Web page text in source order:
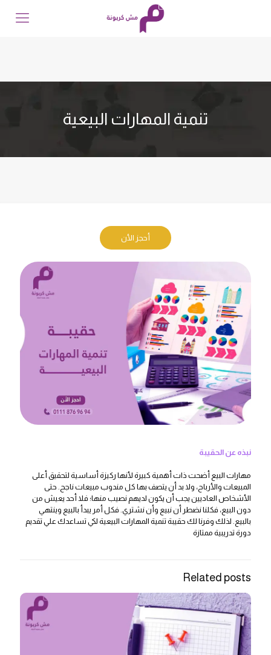
تنمية المهارات البيعية
أحجز الأن
نبذه عن الحقيبة
مهارات البيع أضحت ذات أهمية كبيرة لأنها ركيزة أساسية لتحقيق أعلى
المبيعات والأرباح، ولا بد أن يتصف بها كل مندوب مبيعات ناجح. حتى
الأشخاص العاديين يجب أن يكون لديهم نصيب منها؛ فلا أحد يعيش من
دون البيع، فكلنا نضطر أن نبيع وأن نشتري. فكل أمر يبدأ بالبيع وينتهي
بالبيع. لذلك وفرنا لك حقيبة تنمية المهارات البيعية لكي تساعدك علي تقديم
دورة تدريبية ممتازة
Related posts